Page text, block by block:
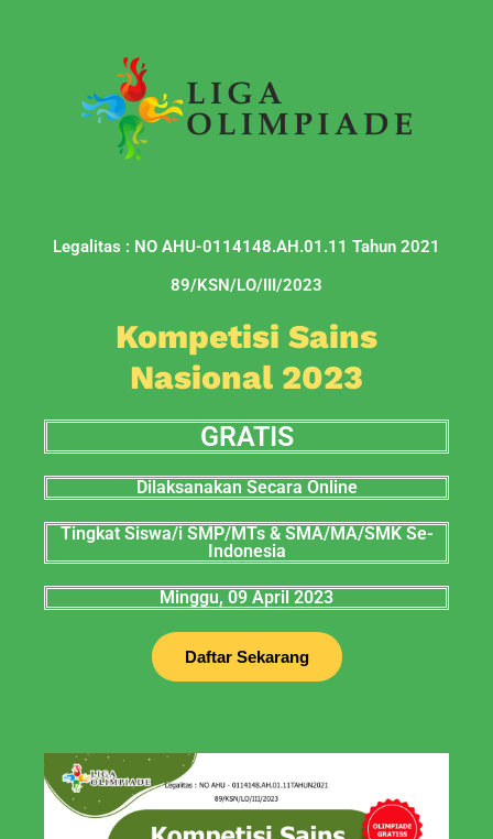
Legalitas : NO AHU-0114148.AH.01.11 Tahun 2021
89/KSN/LO/III/2023
Kompetisi Sains
Nasional 2023
GRATIS
Dilaksanakan Secara Online
Tingkat Siswa/i SMP/MTs & SMA/MA/SMK Se-
Indonesia
Minggu, 09 April 2023
Daftar Sekarang